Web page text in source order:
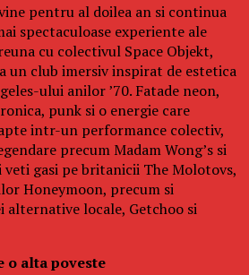
pentru al doilea an si continua
spectaculoase experiente ale
cu colectivul Space Objekt,
un club imersiv inspirat de estetica
ului anilor ’70. Fatade neon,
punk si o energie care
intr-un performance colectiv,
precum Madam Wong’s si
veti gasi pe britanicii The Molotovs,
Honeymoon, precum si
alternative locale, Getchoo si
o alta poveste